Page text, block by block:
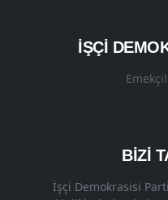
İŞÇI
BİZİ
İşçi Demokrasisi